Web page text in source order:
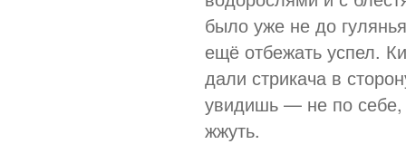
было уже не до
ещё отбежать успел.
дали стрикача в
увидишь — не по
жжуть.